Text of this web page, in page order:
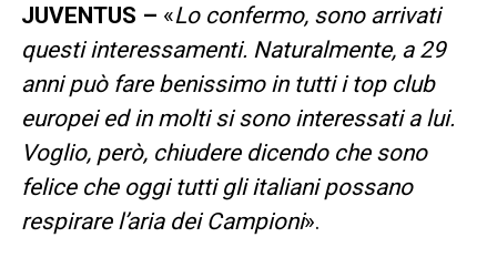
JUVENTUS – «Lo confermo, sono arrivati
questi interessamenti. Naturalmente, a 29
anni può fare benissimo in tutti i top club
europei ed in molti si sono interessati a lui.
Voglio, però, chiudere dicendo che sono
felice che oggi tutti gli italiani possano
respirare l’aria dei Campioni».